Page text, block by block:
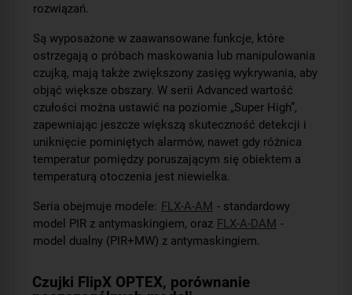
rozwiązań.
Są wyposażone w zaawansowane funkcje, które
ostrzegają o próbach maskowania lub manipulowania
czujką, mają także zwiększony zasięg wykrywania, aby
objąć większe obszary. W serii Advanced wartość
czułości można ustawić na poziomie „Super High”,
zapewniając jeszcze większą skuteczność detekcji i
uniknięcie pominiętych alarmów, nawet gdy różnica
temperatur pomiędzy poruszającym się obiektem a
temperaturą otoczenia jest niewielka.
Seria obejmuje modele: FLX-A-AM - standardowy
model PIR z antymaskingiem, oraz FLX-A-DAM -
model dualny (PIR+MW) z antymaskingiem.
Czujki FlipX OPTEX, porównanie